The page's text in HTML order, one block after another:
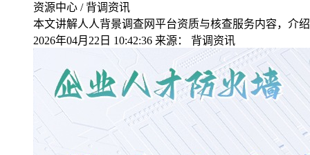
资源中心 / 背调资讯
本文讲解人人背景调查网平台资质与核查服务内容，介
2026年04月22日 10:42:36 来源： 背调资讯